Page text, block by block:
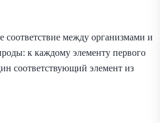
соответствие между организмами и
к каждому элементу первого
соответствующий элемент из